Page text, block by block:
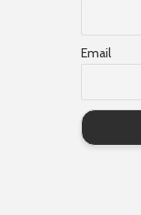
Email